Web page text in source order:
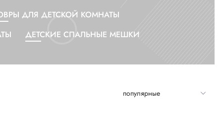
ДЛЯ ДЕТСКОЙ КОМНАТЫ
ДЕТСКИЕ СПАЛЬНЫЕ МЕШКИ